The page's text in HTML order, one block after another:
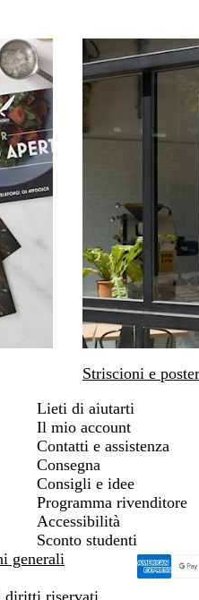
Striscioni e poster
Lieti di aiutarti
Il mio account
Contatti e assistenza
Consegna
Consigli e idee
Programma rivenditore
Accessibilità
Sconto studenti
generali
riservati.